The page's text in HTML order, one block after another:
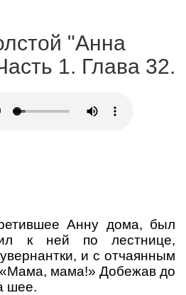
"Анна
1. Глава 32.
Анну дома, был
к ней по лестнице,
и с отчаянным
«Мама, мама!» Добежав до
шее.